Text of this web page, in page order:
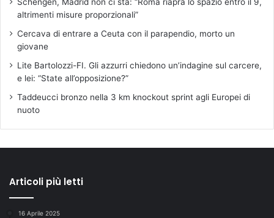
altrimenti misure proporzionali”
Cercava di entrare a Ceuta con il parapendio, morto un
giovane
Lite Bartolozzi-FI. Gli azzurri chiedono un’indagine sul carcere,
e lei: “State all’opposizione?”
Taddeucci bronzo nella 3 km knockout sprint agli Europei di
nuoto
Articoli più letti
16 Aprile 2025